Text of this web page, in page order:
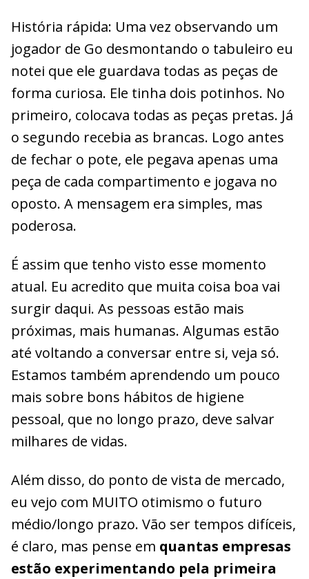
História rápida: Uma vez observando um
jogador de Go desmontando o tabuleiro eu
notei que ele guardava todas as peças de
forma curiosa. Ele tinha dois potinhos. No
primeiro, colocava todas as peças pretas. Já
o segundo recebia as brancas. Logo antes
de fechar o pote, ele pegava apenas uma
peça de cada compartimento e jogava no
oposto. A mensagem era simples, mas
poderosa.
É assim que tenho visto esse momento
atual. Eu acredito que muita coisa boa vai
surgir daqui. As pessoas estão mais
próximas, mais humanas. Algumas estão
até voltando a conversar entre si, veja só.
Estamos também aprendendo um pouco
mais sobre bons hábitos de higiene
pessoal, que no longo prazo, deve salvar
milhares de vidas.
Além disso, do ponto de vista de mercado,
eu vejo com MUITO otimismo o futuro
médio/longo prazo. Vão ser tempos difíceis,
é claro, mas pense em quantas empresas
estão experimentando pela primeira